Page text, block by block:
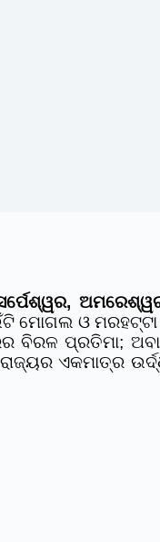
ମୋଗଲ ଓ
ବିରଳ ପ୍ରତିମା;
ଏକମାତ୍ର